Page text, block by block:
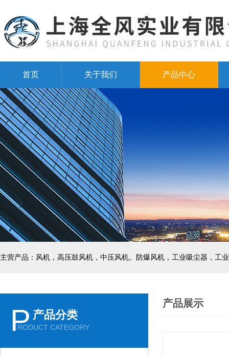
首页 关于我们 产品中心
主营产品：风机，高压鼓风机，中压风机。防爆风机，工业吸尘器，工
P 产品分类
RODUCT CATEGORY
产品展示